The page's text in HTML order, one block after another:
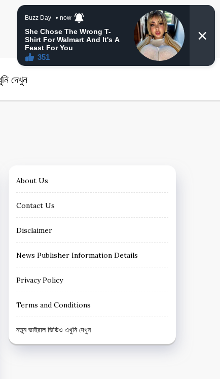
News
দেখুন
About Us
Contact Us
Disclaimer
News Publisher Information Details
Privacy Policy
Terms and Conditions
নতুন ভাইরাল ভিডিও এখুনি দেখুন